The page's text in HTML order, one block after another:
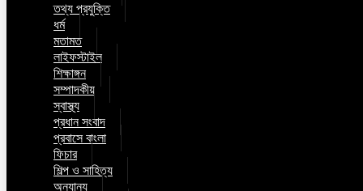
তথ্য প্রযুক্তি
ধর্ম
মতামত
লাইফস্টাইল
শিক্ষাঙ্গন
সম্পাদকীয়
স্বাস্থ্য
প্রধান সংবাদ
প্রবাসে বাংলা
ফিচার
শিল্প ও সাহিত্য
অন্যান্য